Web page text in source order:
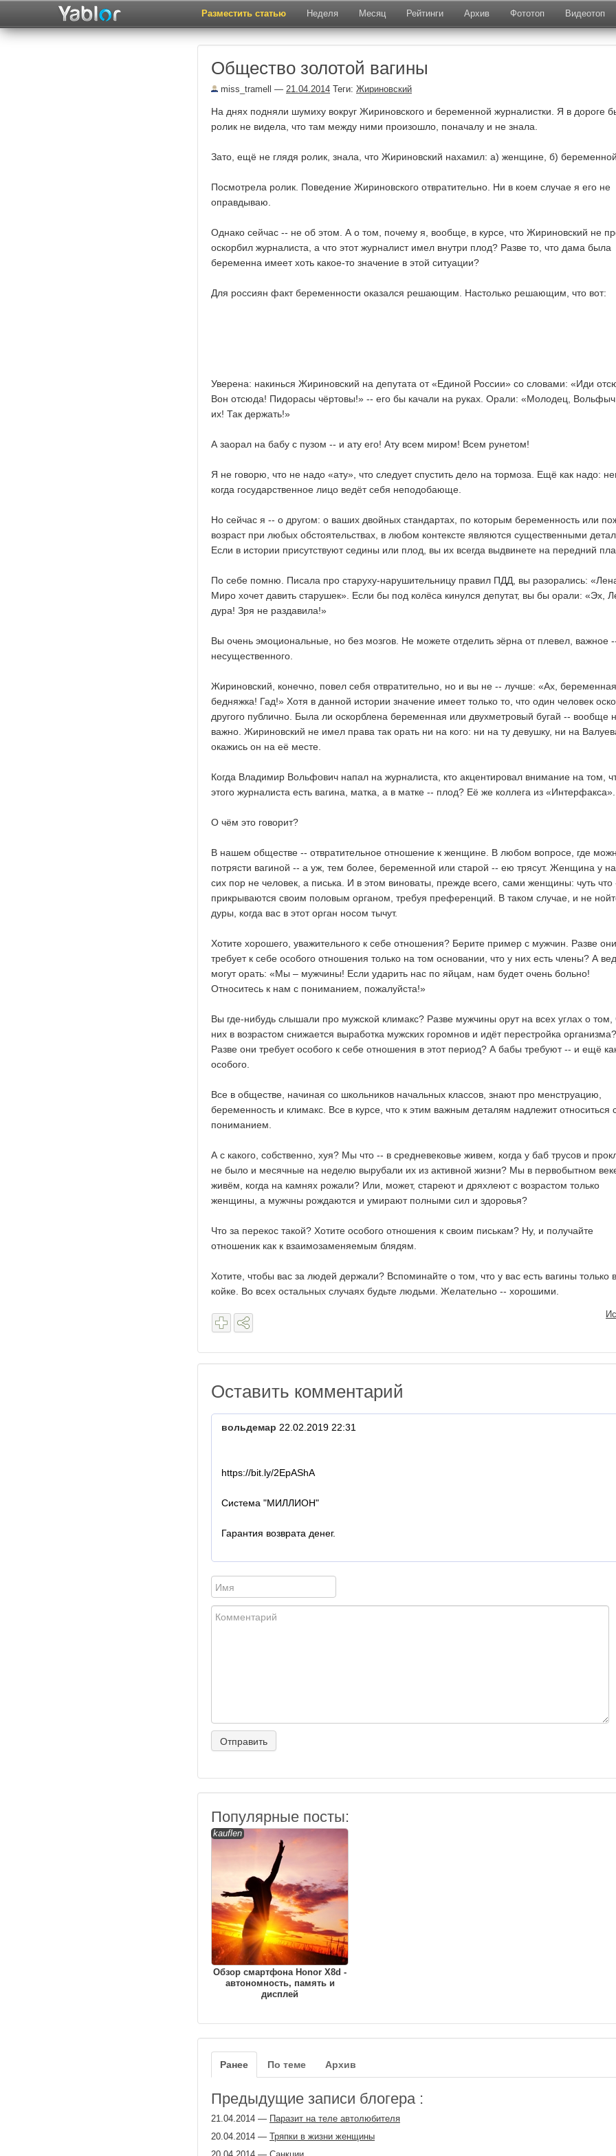
Разместить статью Неделя Месяц Рейтинги Архив Фототоп Видеотоп
Общество золотой вагины
miss_tramell — 21.04.2014 Теги: Жириновский
На днях подняли шумиху вокруг Жириновского и беременной журналистки. Я в дороге
ролик не видела, что там между ними произошло, поначалу и не знала.
Зато, ещё не глядя ролик, знала, что Жириновский нахамил: а) женщине, б) беременной.
Посмотрела ролик. Поведение Жириновского отвратительно. Ни в коем случае я его не
оправдываю.
Однако сейчас -- не об этом. А о том, почему я, вообще, в курсе, что Жириновский не
оскорбил журналиста, а что этот журналист имел внутри плод? Разве то, что дама была
беременна имеет хоть какое-то значение в этой ситуации?
Для россиян факт беременности оказался решающим. Настолько решающим, что вот:
Уверена: накинься Жириновский на депутата от «Единой России» со словами: «Иди
Вон отсюда! Пидорасы чёртовы!» -- его бы качали на руках. Орали: «Молодец,
их! Так держать!»
А заорал на бабу с пузом -- и ату его! Ату всем миром! Всем рунетом!
Я не говорю, что не надо «ату», что следует спустить дело на тормоза. Ещё как надо:
когда государственное лицо ведёт себя неподобающе.
Но сейчас я -- о другом: о ваших двойных стандартах, по которым беременность или
возраст при любых обстоятельствах, в любом контексте являются существенными
Если в истории присутствуют седины или плод, вы их всегда выдвинете на передний
По себе помню. Писала про старуху-нарушительницу правил ПДД, вы разорались:
Миро хочет давить старушек». Если бы под колёса кинулся депутат, вы бы орали: «Эх,
дура! Зря не раздавила!»
Вы очень эмоциональные, но без мозгов. Не можете отделить зёрна от плевел, важное
несущественного.
Жириновский, конечно, повел себя отвратительно, но и вы не -- лучше: «Ах,
бедняжка! Гад!» Хотя в данной истории значение имеет только то, что один человек
другого публично. Была ли оскорблена беременная или двухметровый бугай -- вообще
важно. Жириновский не имел права так орать ни на кого: ни на ту девушку, ни на
окажись он на её месте.
Когда Владимир Вольфович напал на журналиста, кто акцентировал внимание на том,
этого журналиста есть вагина, матка, а в матке -- плод? Её же коллега из «Интерфакса».
О чём это говорит?
В нашем обществе -- отвратительное отношение к женщине. В любом вопросе, где
потрясти вагиной -- а уж, тем более, беременной или старой -- ею трясут. Женщина у
сих пор не человек, а писька. И в этом виноваты, прежде всего, сами женщины: чуть что
прикрываются своим половым органом, требуя преференций. В таком случае, и не
дуры, когда вас в этот орган носом тычут.
Хотите хорошего, уважительного к себе отношения? Берите пример с мужчин. Разве они
требует к себе особого отношения только на том основании, что у них есть члены? А
могут орать: «Мы – мужчины! Если ударить нас по яйцам, нам будет очень больно!
Относитесь к нам с пониманием, пожалуйста!»
Вы где-нибудь слышали про мужской климакс? Разве мужчины орут на всех углах о том,
них в возрастом снижается выработка мужских горомнов и идёт перестройка организма?
Разве они требует особого к себе отношения в этот период? А бабы требуют -- и ещё
особого.
Все в обществе, начиная со школьников начальных классов, знают про менструацию,
беременность и климакс. Все в курсе, что к этим важным деталям надлежит относиться
пониманием.
А с какого, собственно, хуя? Мы что -- в средневековье живем, когда у баб трусов и
не было и месячные на неделю вырубали их из активной жизни? Мы в первобытном
живём, когда на камнях рожали? Или, может, стареют и дряхлеют с возрастом только
женщины, а мужчны рождаются и умирают полными сил и здоровья?
Что за перекос такой? Хотите особого отношения к своим писькам? Ну, и получайте
отношеник как к взаимозаменяемым блядям.
Хотите, чтобы вас за людей держали? Вспоминайте о том, что у вас есть вагины только в
койке. Во всех остальных случаях будьте людьми. Желательно -- хорошими.
Оставить комментарий
вольдемар 22.02.2019 22:31
https://bit.ly/2EpAShA
Система "МИЛЛИОН"
Гарантия возврата денег.
Популярные посты:
kauflen
Обзор смартфона Honor X8d -
автономность, память и
дисплей
Ранее По теме Архив
Предыдущие записи блогера :
21.04.2014 — Паразит на теле автолюбителя
20.04.2014 — Тряпки в жизни женщины